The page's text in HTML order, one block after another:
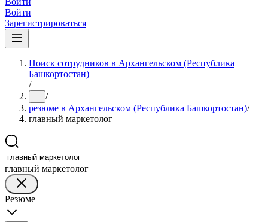
Войти
Зарегистрироваться
Поиск сотрудников в Архангельском (Республика
Башкортостан)
/
... /
резюме в Архангельском (Республика Башкортостан)/
главный маркетолог
главный маркетолог
Резюме